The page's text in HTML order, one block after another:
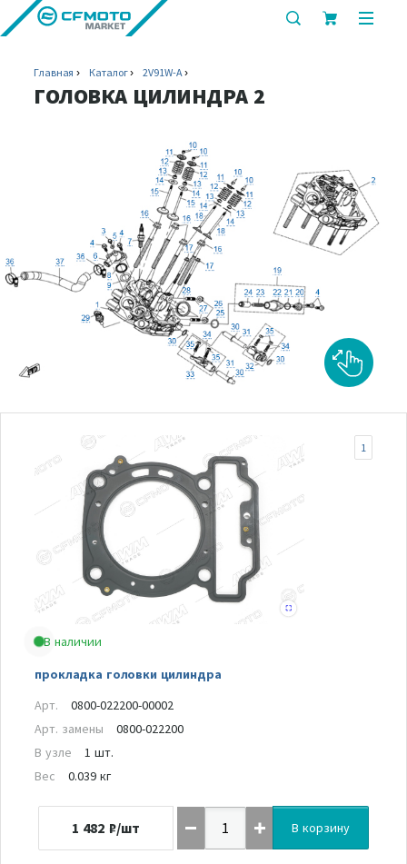
показать
Главная Каталог 2V91W-A
ГОЛОВКА ЦИЛИНДРА 2
В наличии
прокладка головки цилиндра
1
Арт.
0800-022200-00002
Арт. замены
0800-022200
В узле
1 шт.
Вес
0.039 кг
1 482 ₽/шт В корзину